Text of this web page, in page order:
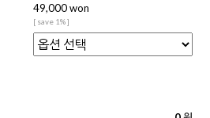
49,000 won
[ save 1% ]